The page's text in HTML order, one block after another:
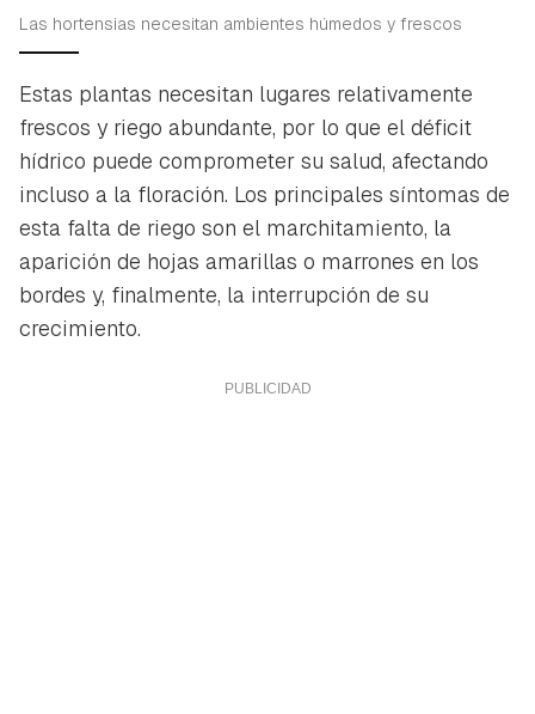
Las hortensias necesitan ambientes húmedos y frescos
Estas plantas necesitan lugares relativamente
frescos y riego abundante, por lo que el déficit
hídrico puede comprometer su salud, afectando
incluso a la floración. Los principales síntomas de
esta falta de riego son el marchitamiento, la
aparición de hojas amarillas o marrones en los
bordes y, finalmente, la interrupción de su
crecimiento.